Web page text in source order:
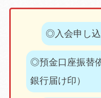
◎入会申し込
◎預金口座振替
銀行届け印）